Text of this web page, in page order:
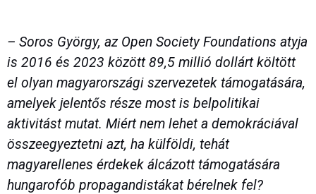
– Soros György, az Open Society Foundations atyja
is 2016 és 2023 között 89,5 millió dollárt költött
el olyan magyarországi szervezetek támogatására,
amelyek jelentős része most is belpolitikai
aktivitást mutat. Miért nem lehet a demokráciával
összeegyeztetni azt, ha külföldi, tehát
magyarellenes érdekek álcázott támogatására
hungarofób propagandistákat bérelnek fel?